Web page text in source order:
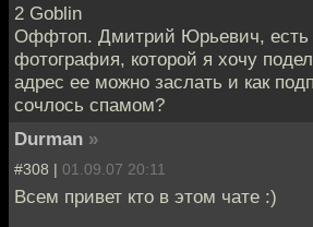
2 Goblin
Оффтоп. Дмитрий Юрьевич, есть
фотография, которой я хочу
адрес ее можно заслать и как
сочлось спамом?
Durman »
#308 | 01.09.07 20:11
Всем привет кто в этом чате :)